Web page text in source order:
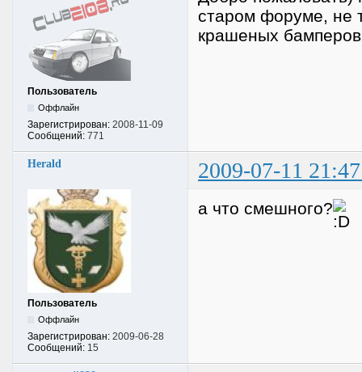
Пользователь
Оффлайн
Зарегистрирован: 2008-11-09
Сообщений: 771
старом форуме, не
крашеных
Herald 2009-07-11
Пользователь
Оффлайн
Зарегистрирован: 2009-06-28
Сообщений: 15
а что смешного?